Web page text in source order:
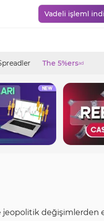
Vadeli işleml
The 5%ersad
jeopolitik değişimlerden